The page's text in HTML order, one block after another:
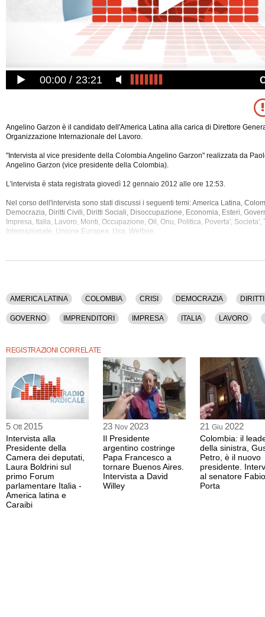
00:00 23:21
Angelino Garzon è il candidato dell'America Latina alla carica di Direttore
Organizzazione Internazionale del Lavoro.
"Intervista al vice presidente della Colombia Angelino Garzon" realizzata da
Angelino Garzon (vice presidente della Colombia).
L'intervista è stata registrata giovedì 12 gennaio 2012 alle ore 12:53.
Nel corso dell'intervista sono stati discussi i seguenti temi: America Latina,
Democrazia, Diritti Civili, Diritti Sociali, Disoccupazione, Economia, Esteri,
Impresa, Italia, Lavoro, Monti, Occupazione, Oil, Onu, Politica, Poverta', Societa',
Internazionale, Unione Europea, Usa, Welfare.
AMERICA LATINA COLOMBIA CRISI DEMOCRAZIA
GOVERNO IMPRENDITORI IMPRESA ITALIA LAVORO
REGISTRAZIONI CORRELATE
5 Ott 2015
Intervista alla
Presidente della
Camera dei deputati,
Laura Boldrini sul
primo Forum
parlamentare Italia -
America latina e
Caraibi
23 Nov 2023
Il Presidente
argentino costringe
Papa Francesco a
tornare Buenos Aires.
Intervista a David
Willey
21 Giu 2022
Colombia: il
della sinistra,
Petro, è il nuovo
presidente.
al senatore Fabio
Porta